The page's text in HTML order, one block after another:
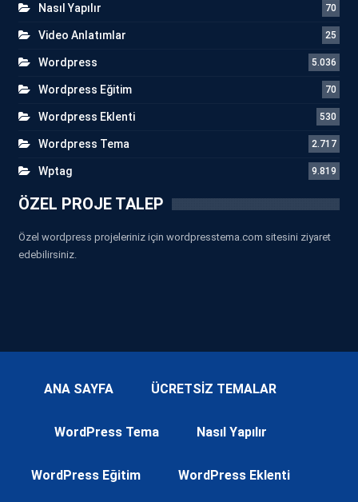
Nasıl Yapılır 70
Video Anlatımlar 25
Wordpress 5.036
Wordpress Eğitim 70
Wordpress Eklenti 530
Wordpress Tema 2.717
Wptag 9.819
ÖZEL PROJE TALEP
Özel wordpress projeleriniz için wordpresstema.com sitesini ziyaret
edebilirsiniz.
ANA SAYFA ÜCRETSİZ TEMALAR
WordPress Tema Nasıl Yapılır
WordPress Eğitim WordPress Eklenti